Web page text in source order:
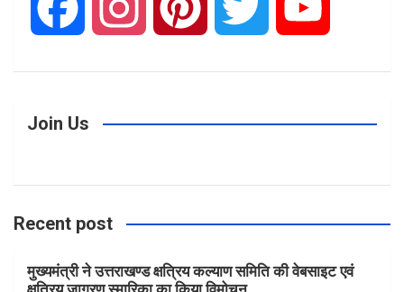
c
b
o
a
g
e
r
t
e
u
b
Join Us
Recent post
मुख्यमंत्री ने उत्तराखण्ड क्षत्रिय कल्याण समिति की वेबसाइट एवं